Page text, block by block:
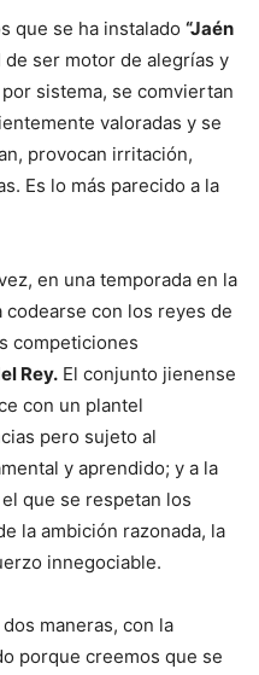
que se ha instalado “Jaén
ser motor de alegrías y
sistema, se comviertan
valoradas y se
provocan irritación,
Es lo más parecido a la
en una temporada en la
con los reyes de
competiciones
Rey. El conjunto jienense
con un plantel
pero sujeto al
y aprendido; y a la
que se respetan los
la ambición razonada, la
innegociable.
maneras, con la
porque creemos que se